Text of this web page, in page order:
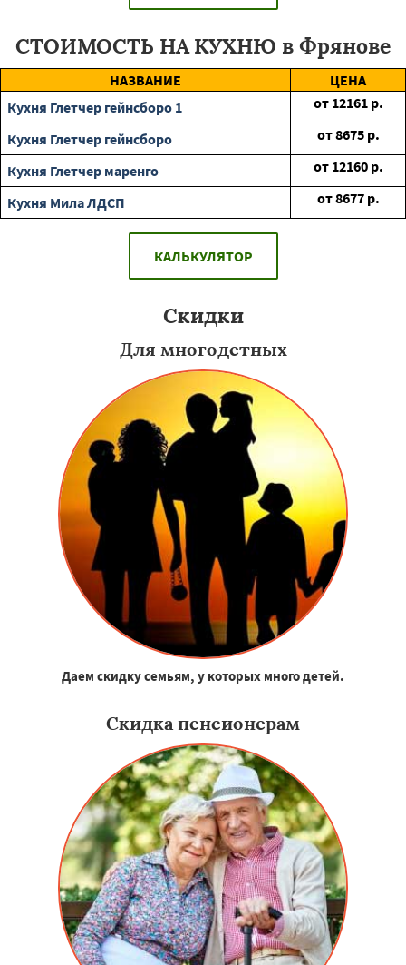
СТОИМОСТЬ НА КУХНЮ в Фрянове
НАЗВАНИЕ
ЦЕНА
Кухня Глетчер гейнсборо 1
от 12161 р.
Кухня Глетчер гейнсборо
от8675 р.
Кухня Глетчер маренго
от 12160 р.
Кухня Мила ЛДСП
от8677 р.
КАЛЬКУЛЯТОР
Скидки
Для многодетных
Даем скидку семьям, у которых много детей.
Скидка пенсионерам